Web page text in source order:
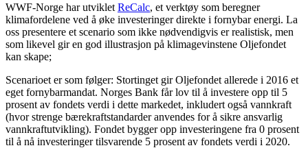
WWF-Norge har utviklet ReCalc, et verktøy som beregner
klimafordelene ved å øke investeringer direkte i fornybar energi. La
oss presentere et scenario som ikke nødvendigvis er realistisk, men
som likevel gir en god illustrasjon på klimagevinstene Oljefondet
kan skape;
Scenarioet er som følger: Stortinget gir Oljefondet allerede i 2016 et
eget fornybarmandat. Norges Bank får lov til å investere opp til 5
prosent av fondets verdi i dette markedet, inkludert også vannkraft
(hvor strenge bærekraftstandarder anvendes for å sikre ansvarlig
vannkraftutvikling). Fondet bygger opp investeringene fra 0 prosent
til å nå investeringer tilsvarende 5 prosent av fondets verdi i 2020.